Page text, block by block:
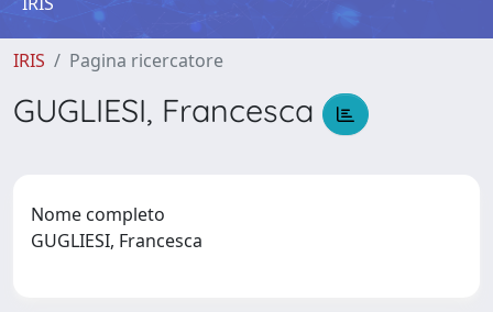
IRIS Pagina ricercatore
GUGLIESI, Francesca
Nome completo
GUGLIESI, Francesca